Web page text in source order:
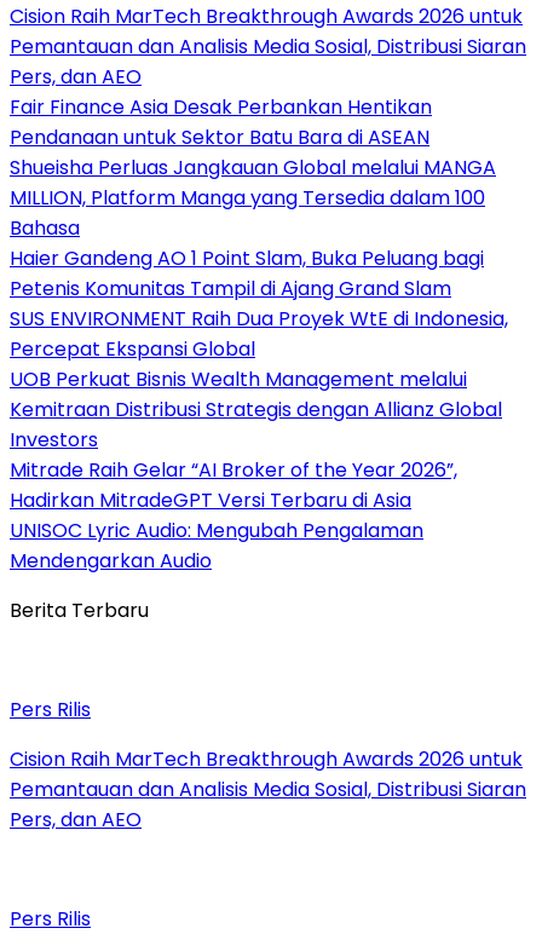
Cision Raih MarTech Breakthrough Awards 2026 untuk
Pemantauan dan Analisis Media Sosial, Distribusi Siaran
Pers, dan AEO
Fair Finance Asia Desak Perbankan Hentikan
Pendanaan untuk Sektor Batu Bara di ASEAN
Shueisha Perluas Jangkauan Global melalui MANGA
MILLION, Platform Manga yang Tersedia dalam 100
Bahasa
Haier Gandeng AO 1 Point Slam, Buka Peluang bagi
Petenis Komunitas Tampil di Ajang Grand Slam
SUS ENVIRONMENT Raih Dua Proyek WtE di Indonesia,
Percepat Ekspansi Global
UOB Perkuat Bisnis Wealth Management melalui
Kemitraan Distribusi Strategis dengan Allianz Global
Investors
Mitrade Raih Gelar “AI Broker of the Year 2026”,
Hadirkan MitradeGPT Versi Terbaru di Asia
UNISOC Lyric Audio: Mengubah Pengalaman
Mendengarkan Audio
Berita Terbaru
Pers Rilis
Cision Raih MarTech Breakthrough Awards 2026 untuk
Pemantauan dan Analisis Media Sosial, Distribusi Siaran
Pers, dan AEO
Pers Rilis